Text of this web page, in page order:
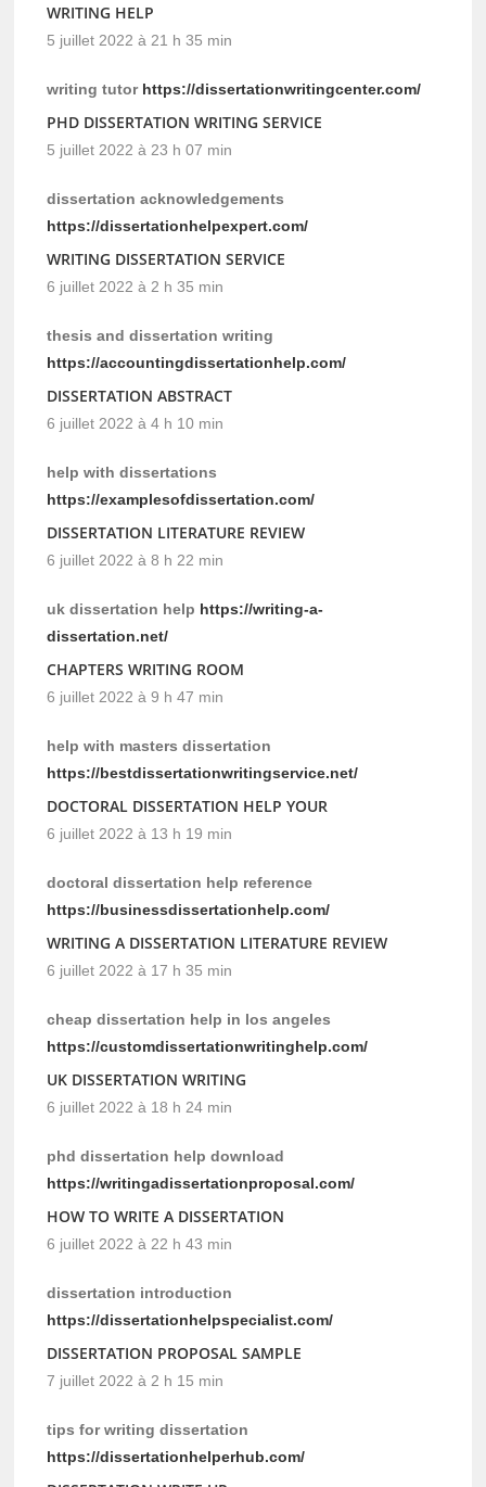
WRITING HELP
5 juillet 2022 à 21 h 35 min
writing tutor https://dissertationwritingcenter.com/
PHD DISSERTATION WRITING SERVICE
5 juillet 2022 à 23 h 07 min
dissertation acknowledgements
https://dissertationhelpexpert.com/
WRITING DISSERTATION SERVICE
6 juillet 2022 à 2 h 35 min
thesis and dissertation writing
https://accountingdissertationhelp.com/
DISSERTATION ABSTRACT
6 juillet 2022 à 4 h 10 min
help with dissertations
https://examplesofdissertation.com/
DISSERTATION LITERATURE REVIEW
6 juillet 2022 à 8 h 22 min
uk dissertation help https://writing-a-
dissertation.net/
CHAPTERS WRITING ROOM
6 juillet 2022 à 9 h 47 min
help with masters dissertation
https://bestdissertationwritingservice.net/
DOCTORAL DISSERTATION HELP YOUR
6 juillet 2022 à 13 h 19 min
doctoral dissertation help reference
https://businessdissertationhelp.com/
WRITING A DISSERTATION LITERATURE REVIEW
6 juillet 2022 à 17 h 35 min
cheap dissertation help in los angeles
https://customdissertationwritinghelp.com/
UK DISSERTATION WRITING
6 juillet 2022 à 18 h 24 min
phd dissertation help download
https://writingadissertationproposal.com/
HOW TO WRITE A DISSERTATION
6 juillet 2022 à 22 h 43 min
dissertation introduction
https://dissertationhelpspecialist.com/
DISSERTATION PROPOSAL SAMPLE
7 juillet 2022 à 2 h 15 min
tips for writing dissertation
https://dissertationhelperhub.com/